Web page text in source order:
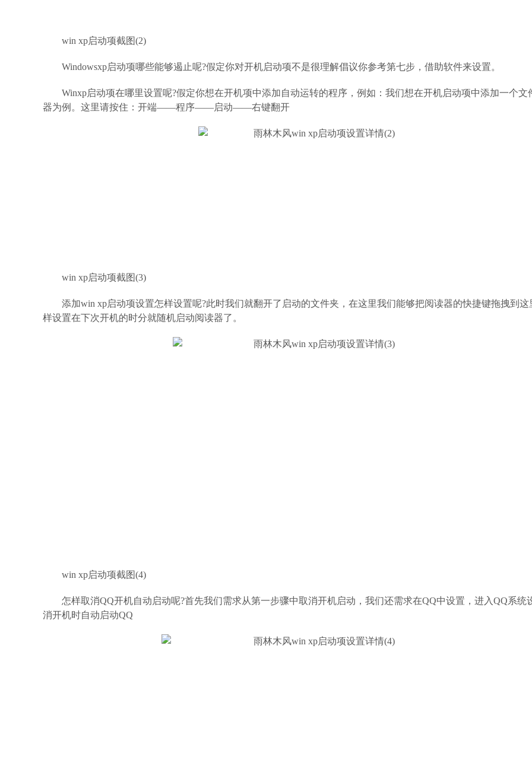
win xp启动项截图(2)
Windowsxp启动项哪些能够遏止呢?假定你对开机启动项不是很理解倡议你参考第七步，借助软件来设置。
Winxp启动项在哪里设置呢?假定你想在开机项中添加自动运转的程序，例如：我们想在开机启动项中添加一个文
器为例。这里请按住：开端——程序——启动——右键翻开
win xp启动项截图(3)
添加win xp启动项设置怎样设置呢?此时我们就翻开了启动的文件夹，在这里我们能够把阅读器的快捷键拖拽到这
样设置在下次开机的时分就随机启动阅读器了。
win xp启动项截图(4)
怎样取消QQ开机自动启动呢?首先我们需求从第一步骤中取消开机启动，我们还需求在QQ中设置，进入QQ系
消开机时自动启动QQ